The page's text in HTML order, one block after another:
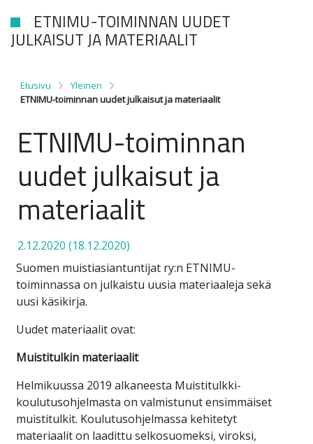
ETNIMU-TOIMINNAN UUDET
JULKAISUT JA MATERIAALIT
Etusivu
Yleinen
ETNIMU-toiminnan uudet julkaisut ja materiaalit
ETNIMU-toiminnan
uudet julkaisut ja
materiaalit
2.12.2020 (18.12.2020)
Suomen muistiasiantuntijat ry:n ETNIMU-
toiminnassa on julkaistu uusia materiaaleja sekä
uusi käsikirja.
Uudet materiaalit ovat:
Muistitulkin materiaalit
Helmikuussa 2019 alkaneesta Muistitulkki-
koulutusohjelmasta on valmistunut ensimmäiset
muistitulkit. Koulutusohjelmassa kehitetyt
materiaalit on laadittu selkosuomeksi, viroksi,